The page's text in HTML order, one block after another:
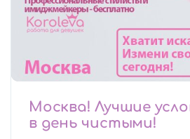
Москва! Лучшие
в день чистыми!